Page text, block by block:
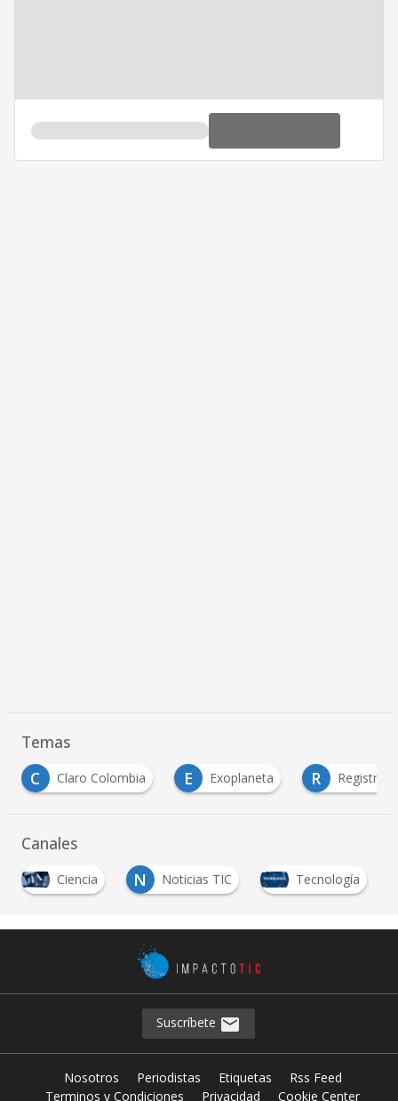
Temas
E Exoplaneta R Registraduría Nacional del Estado
Canales
Ciencia N Noticias TIC Tecnología
Suscríbete
Nosotros Periodistas Etiquetas
Rss Feed
Terminos y Condiciones
Privacidad Cookie Center